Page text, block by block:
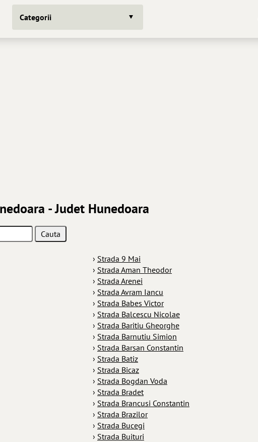
Categorii
- Judet Hunedoara
› Strada 9 Mai
› Strada Aman Theodor
› Strada Arenei
› Strada Avram Iancu
› Strada Babes Victor
› Strada Balcescu Nicolae
› Strada Baritiu Gheorghe
› Strada Barnutiu Simion
› Strada Barsan Constantin
› Strada Batiz
› Strada Bicaz
› Strada Bogdan Voda
› Strada Bradet
› Strada Brancusi Constantin
› Strada Brazilor
› Strada Bucegi
› Strada Buituri